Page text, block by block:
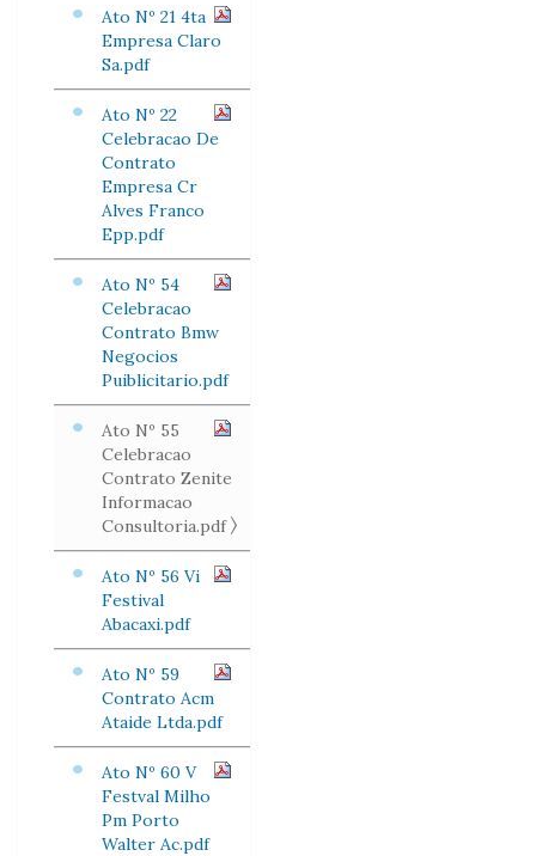
Ato Nº 21 4ta
Empresa Claro
Sa.pdf
Ato Nº 22
Celebracao De
Contrato
Empresa Cr
Alves Franco
Epp.pdf
Ato Nº 54
Celebracao
Contrato Bmw
Negocios
Puiblicitario.pdf
Ato Nº 55
Celebracao
Contrato Zenite
Informacao
Consultoria.pdf
Ato Nº 56 Vi
Festival
Abacaxi.pdf
Ato Nº 59
Contrato Acm
Ataide Ltda.pdf
Ato Nº 60 V
Festval Milho
Pm Porto
Walter Ac.pdf